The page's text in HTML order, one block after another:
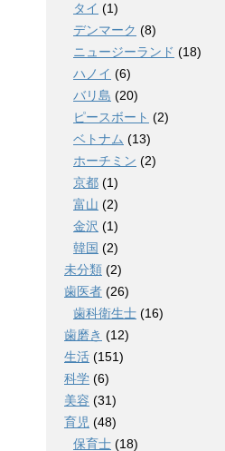
タイ (1)
デンマーク (8)
ニュージーランド (18)
ハノイ (6)
バリ島 (20)
ピースボート (2)
ベトナム (13)
ホーチミン (2)
京都 (1)
富山 (2)
金沢 (1)
韓国 (2)
未分類 (2)
歯医者 (26)
歯科衛生士 (16)
歯磨き (12)
生活 (151)
科学 (6)
美容 (31)
育児 (48)
保育士 (18)